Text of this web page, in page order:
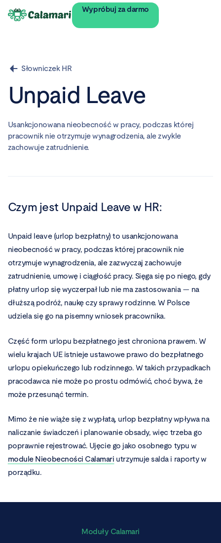
Wypróbuj za darmo
Słowniczek HR
Unpaid Leave
Usankcjonowana nieobecność w pracy, podczas której
pracownik nie otrzymuje wynagrodzenia, ale zwykle
zachowuje zatrudnienie.
Czym jest Unpaid Leavew HR:
Unpaid leave (urlop bezpłatny) to usankcjonowana
nieobecność w pracy, podczas której pracownik nie
otrzymuje wynagrodzenia, ale zazwyczaj zachowuje
zatrudnienie, umowę i ciągłość pracy. Sięga się po niego, gdy
płatny urlop się wyczerpał lub nie ma zastosowania — na
dłuższą podróż, naukę czy sprawy rodzinne. W Polsce
udziela się go na pisemny wniosek pracownika.
Część form urlopu bezpłatnego jest chroniona prawem. W
wielu krajach UE istnieje ustawowe prawo do bezpłatnego
urlopu opiekuńczego lub rodzinnego. W takich przypadkach
pracodawca nie może po prostu odmówić, choć bywa, że
może przesunąć termin.
Mimo że nie wiąże się z wypłatą, urlop bezpłatny wpływa na
naliczanie świadczeń i planowanie obsady, więc trzeba go
poprawnie rejestrować. Ujęcie go jako osobnego typu w
module Nieobecności Calamari utrzymuje salda i raporty w
porządku.
Moduły Calamari